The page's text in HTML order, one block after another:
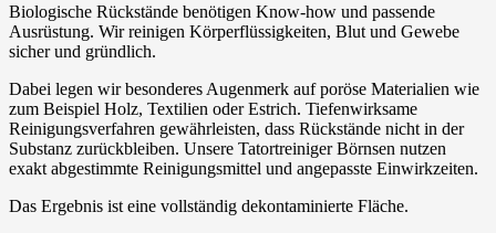
Biologische Rückstände benötigen Know-how und passende
Ausrüstung. Wir reinigen Körperflüssigkeiten, Blut und Gewebe
sicher und gründlich.
Dabei legen wir besonderes Augenmerk auf poröse Materialien wie
zum Beispiel Holz, Textilien oder Estrich. Tiefenwirksame
Reinigungsverfahren gewährleisten, dass Rückstände nicht in der
Substanz zurückbleiben. Unsere Tatortreiniger Börnsen nutzen
exakt abgestimmte Reinigungsmittel und angepasste Einwirkzeiten.
Das Ergebnis ist eine vollständig dekontaminierte Fläche.